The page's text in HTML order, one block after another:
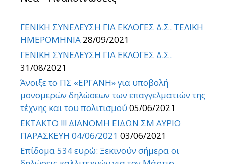
ΓΕΝΙΚΗ ΣΥΝΕΛΕΥΣΗ ΓΙΑ ΕΚΛΟΓΕΣ Δ.Σ. ΤΕΛΙΚΗ
ΗΜΕΡΟΜΗΝΙΑ 28/09/2021
ΓΕΝΙΚΗ ΣΥΝΕΛΕΥΣΗ ΓΙΑ ΕΚΛΟΓΕΣ Δ.Σ.
31/08/2021
Άνοιξε το ΠΣ «ΕΡΓΑΝΗ» για υποβολή
μονομερών δηλώσεων των επαγγελματιών της
τέχνης και του πολιτισμού 05/06/2021
ΕΚΤΑΚΤΟ !!! ΔΙΑΝΟΜΗ ΕΙΔΩΝ ΣΜ ΑΥΡΙΟ
ΠΑΡΑΣΚΕΥΗ 04/06/2021 03/06/2021
Επίδομα 534 ευρώ: Ξεκινούν σήμερα οι